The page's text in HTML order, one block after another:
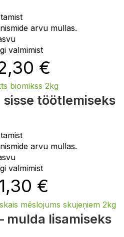
arvu mullas.
valmimist
€
sisse töötlemiseks
arvu mullas.
valmimist
€
mulda lisamiseks